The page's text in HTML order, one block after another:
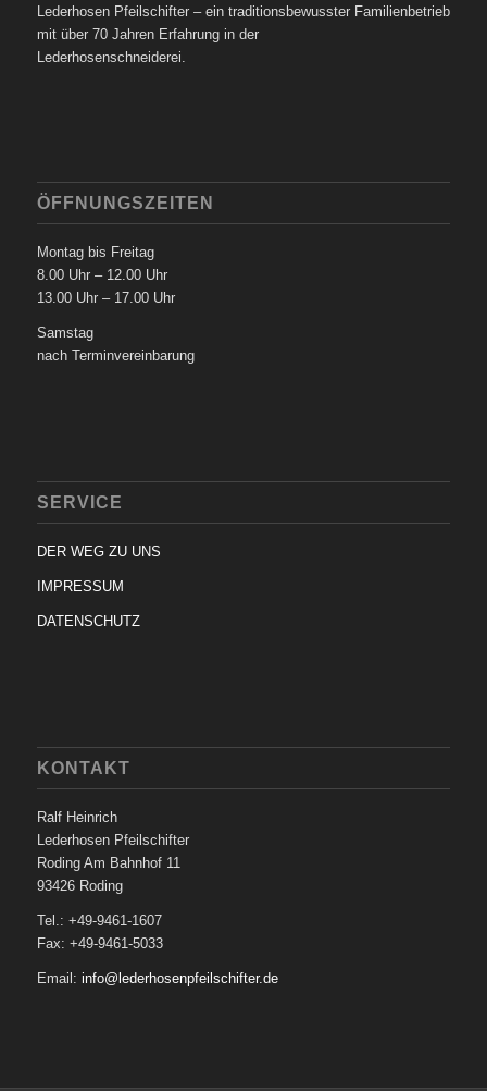
Lederhosen Pfeilschifter – ein traditionsbewusster Familienbetrieb
mit über 70 Jahren Erfahrung in der
Lederhosenschneiderei.
ÖFFNUNGSZEITEN
Montag bis Freitag
8.00 Uhr – 12.00 Uhr
13.00 Uhr – 17.00 Uhr
Samstag
nach Terminvereinbarung
SERVICE
DER WEG ZU UNS
IMPRESSUM
DATENSCHUTZ
KONTAKT
Ralf Heinrich
Lederhosen Pfeilschifter
Roding Am Bahnhof 11
93426 Roding
Tel.: +49-9461-1607
Fax: +49-9461-5033
Email: info@lederhosenpfeilschifter.de